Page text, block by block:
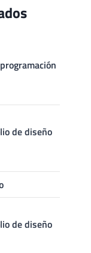
de diseño
de diseño